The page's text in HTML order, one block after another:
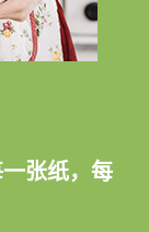
张纸，每